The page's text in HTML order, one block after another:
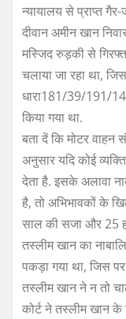
न्यायालय से प्राप्त
दीवान अमीन खान
मस्जिद रुड़की से
चलाया जा रहा था,
धारा181/39/191/
किया गया था.
बता दें कि मोटर वाहन
अनुसार यदि कोई
देता है. इसके अलावा
है, तो अभिभावकों के
साल की सजा और 25
तस्लीम खान का
पकड़ा गया था, जिस
तस्लीम खान ने न तो
कोर्ट ने तस्लीम खान के